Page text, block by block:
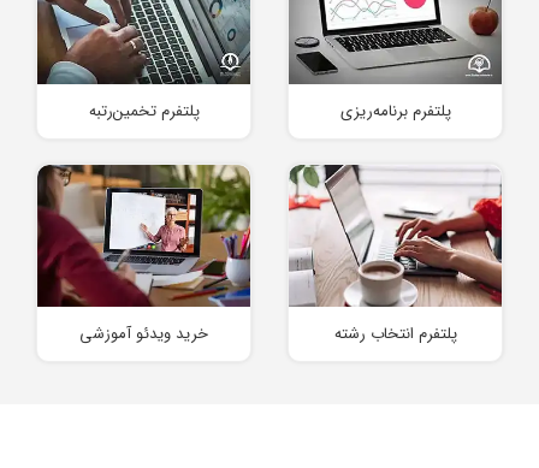
پلتفرم برنامه‌ریزی پلتفرم تخمین‌رتبه
پلتفرم انتخاب رشته خرید ویدئو آموزشی